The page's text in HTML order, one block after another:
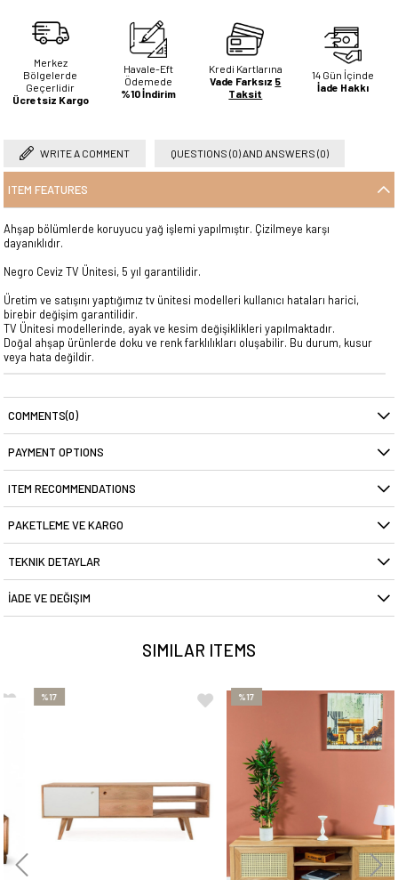
Merkez
Bölgelerde
Geçerlidir
Ücretsiz Kargo
Havale-Eft
Ödemede
%10 İndirim
Kredi Kartlarına
Vade Farksız 5
Taksit
14 Gün İçinde
İade Hakkı
WRITE A COMMENT QUESTIONS (0) AND ANSWERS (0)
ITEM FEATURES
Ahşap bölümlerde koruyucu yağ işlemi yapılmıştır. Çizilmeye karşı
dayanıklıdır.
Negro Ceviz TV Ünitesi, 5 yıl garantilidir.
Üretim ve satışını yaptığımız tv ünitesi modelleri kullanıcı hataları harici,
birebir değişim garantilidir.
TV Ünitesi modellerinde, ayak ve kesim değişiklikleri yapılmaktadır.
Doğal ahşap ürünlerde doku ve renk farklılıkları oluşabilir. Bu durum, kusur
veya hata değildir.
COMMENTS(0)
PAYMENT OPTIONS
ITEM RECOMMENDATIONS
PAKETLEME VE KARGO
TEKNIK DETAYLAR
İADE VE DEĞIŞIM
SIMILAR ITEMS